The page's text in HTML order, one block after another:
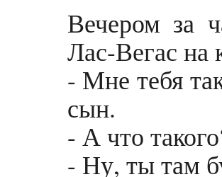
Вечером за
Лас-Вегас
- Мне тебя
сын.
- А что
- Ну, ты там